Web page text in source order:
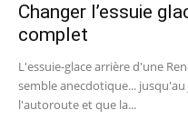
Changer l’essuie
complet
L'essuie-glace arrière d'une
semble anecdotique...
l'autoroute et que la...